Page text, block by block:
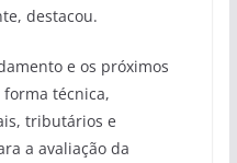
destacou.
e os próximos
forma técnica,
tributários e
a avaliação da